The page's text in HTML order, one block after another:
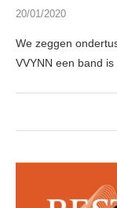
20/01/2020
We zeggen
VVYNN een band